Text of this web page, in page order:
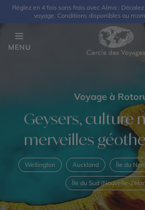
Réglez en 4 fois sans frais avec Alma :
voyage. Conditions disponibles au
MENU
Voyage à
Geysers, culture
merveilles
Wellington Auckland Île du
Île du Sud (Nouvelle-